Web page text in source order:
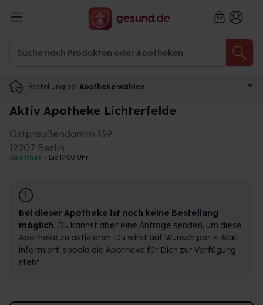
Bestellung bei Apotheke wählen
Aktiv Apotheke Lichterfelde
Ostpreußendamm 139
12207 Berlin
Geöffnet • Bis 19:00 Uhr
Bei dieser Apotheke ist noch keine Bestellung
möglich. Du kannst aber eine Anfrage senden, um diese
Apotheke zu aktivieren. Du wirst auf Wunsch per E-Mail
informiert, sobald die Apotheke für Dich zur Verfügung
steht.